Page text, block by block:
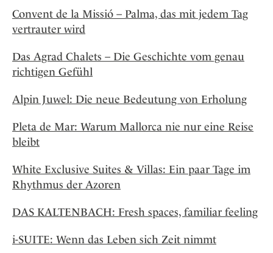
Convent de la Missió – Palma, das mit jedem Tag
vertrauter wird
Das Agrad Chalets – Die Geschichte vom genau
richtigen Gefühl
Alpin Juwel: Die neue Bedeutung von Erholung
Pleta de Mar: Warum Mallorca nie nur eine Reise
bleibt
White Exclusive Suites & Villas: Ein paar Tage im
Rhythmus der Azoren
DAS KALTENBACH: Fresh spaces, familiar feeling
i-SUITE: Wenn das Leben sich Zeit nimmt